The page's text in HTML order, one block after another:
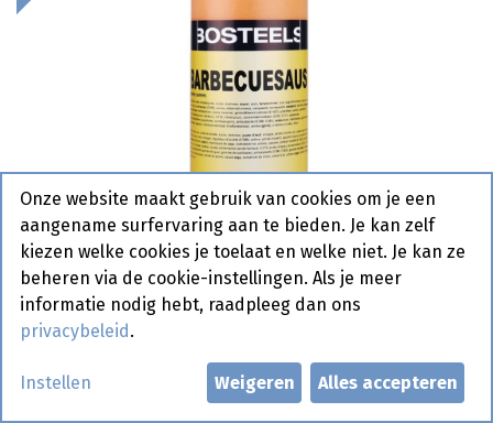
Barbecue Tube Bosteels 1 L
Bestelartikel
Onze website maakt gebruik van cookies om je een
aangename surfervaring aan te bieden. Je kan zelf
kiezen welke cookies je toelaat en welke niet. Je kan ze
beheren via de cookie-instellingen. Als je meer
informatie nodig hebt, raadpleeg dan ons
privacybeleid .
Instellen Weigeren Alles accepteren